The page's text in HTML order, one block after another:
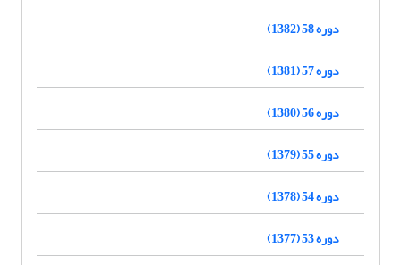
دوره 58 (1382)
دوره 57 (1381)
دوره 56 (1380)
دوره 55 (1379)
دوره 54 (1378)
دوره 53 (1377)